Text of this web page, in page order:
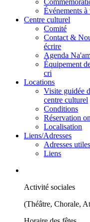
Événements
Centre culturel
Comité
Contact &
écrire
Agenda
Équipement
cri
Locations
Visite guidée
centre culturel
Conditions
Réservation
Localisation
Liens/Adresses
Adresses utiles
Liens
Activité sociales
(Théâtre, Chorale,